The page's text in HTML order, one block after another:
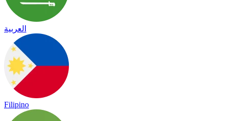
العربية
Filipino